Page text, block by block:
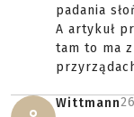
padania
A artykuł
tam to ma
Wittmann